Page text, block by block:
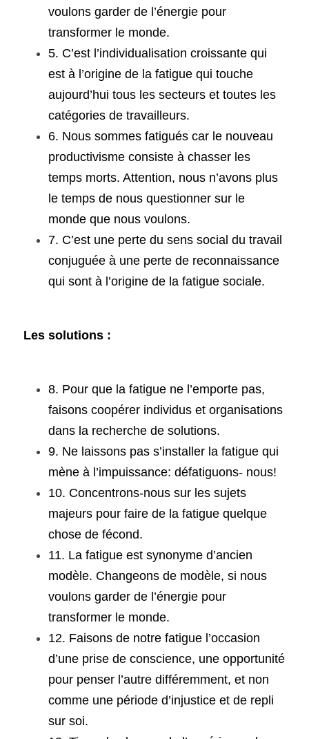
voulons garder de l’énergie pour
transformer le monde.
5. C’est l’individualisation croissante qui
est à l’origine de la fatigue qui touche
aujourd’hui tous les secteurs et toutes les
catégories de travailleurs.
6. Nous sommes fatigués car le nouveau
productivisme consiste à chasser les
temps morts. Attention, nous n’avons plus
le temps de nous questionner sur le
monde que nous voulons.
7. C’est une perte du sens social du travail
conjuguée à une perte de reconnaissance
qui sont à l’origine de la fatigue sociale.
Les solutions :
8. Pour que la fatigue ne l’emporte pas,
faisons coopérer individus et organisations
dans la recherche de solutions.
9. Ne laissons pas s’installer la fatigue qui
mène à l’impuissance: défatiguons- nous!
10. Concentrons-nous sur les sujets
majeurs pour faire de la fatigue quelque
chose de fécond.
11. La fatigue est synonyme d’ancien
modèle. Changeons de modèle, si nous
voulons garder de l’énergie pour
transformer le monde.
12. Faisons de notre fatigue l’occasion
d’une prise de conscience, une opportunité
pour penser l’autre différemment, et non
comme une période d’injustice et de repli
sur soi.